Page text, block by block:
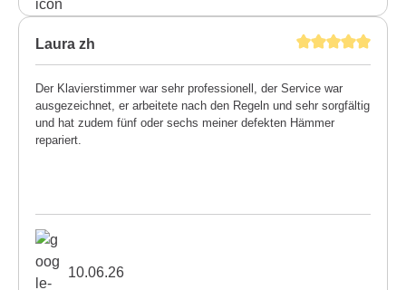
Laura zh
Der Klavierstimmer war sehr professionell, der Service war
ausgezeichnet, er arbeitete nach den Regeln und sehr sorgfältig
und hat zudem fünf oder sechs meiner defekten Hämmer
repariert.
10.06.26